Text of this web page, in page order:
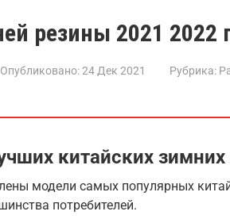
резины 2021 2022
Опубликовано:24 Дек 2021 Рубрика:
китайских
модели самых популярных
потребителей.